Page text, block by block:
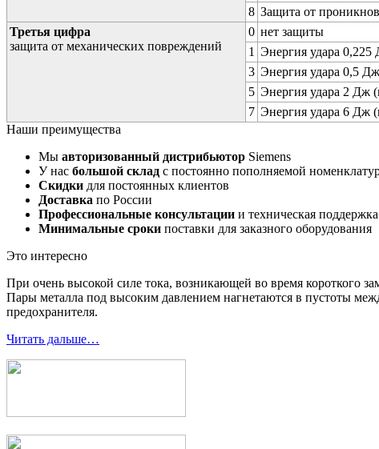
8 Защита от
Третья цифра
защита от механических повреждений
0 нет защиты
1 Энергия удара 0,225
3 Энергия удара 0,5
5 Энергия удара 2 Дж
7 Энергия удара 6 Дж
Наши преимущества
Мы авторизованный дистрибьютор Siemens
У нас большой склад с постоянно пополняемой
Скидки для постоянных клиентов
Доставка по России
Профессиональные консультации и техническая поддержка
Минимальные сроки поставки для заказного оборудования
Это интересно
При очень высокой силе тока, возникающей во время короткого
Пары металла под высоким давлением нагнетаются в пустоты
предохранителя.
Читать дальше…